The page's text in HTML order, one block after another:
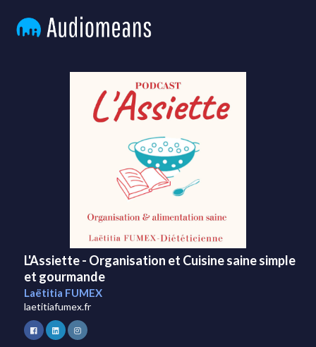
L'Assiette - Organisation et Cuisine saine simple
et gourmande
Laëtitia FUMEX
laetitiafumex.fr